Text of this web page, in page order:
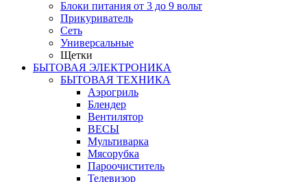
Блоки питания от 3 до 9 вольт
Прикуриватель
Сеть
Универсальные
Щетки
БЫТОВАЯ ЭЛЕКТРОНИКА
БЫТОВАЯ ТЕХНИКА
Аэрогриль
Блендер
Вентилятор
ВЕСЫ
Мультиварка
Мясорубка
Пароочиститель
Телевизор